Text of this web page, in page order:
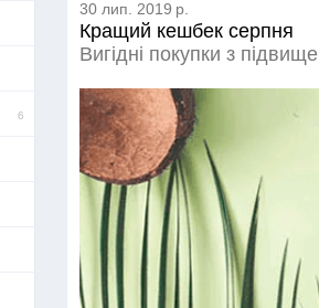
6
30 лип. 2019 р.
Кращий кешбек серпня
Вигідні покупки з